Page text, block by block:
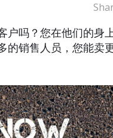
户吗？您在他们的身
的销售人员，您能卖